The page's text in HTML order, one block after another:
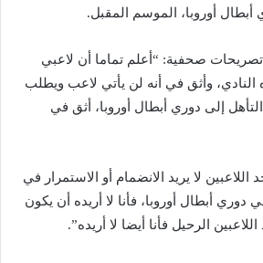
أبطال أوروبا، الموسم المقبل.
صحفية: “أعلم تماما أن لاعبي
النادي، وأثق في أنه لن يأتي لاعب ويطلب
إلى دوري أبطال أوروبا، أثق في
لا يريد الانضمام أو الاستمرار في
دوري أبطال أوروبا، فأنا لا أريده أن يكون
الرحيل فأنا أيضا لا أريده”.